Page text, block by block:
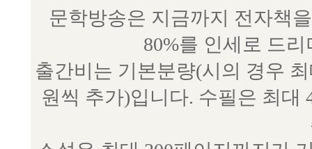
문학방송은 지금까지 전자책
80%를 인세로 드
출간비는 기본분량(시의 경우
원씩 추가)입니다. 수필은 최대